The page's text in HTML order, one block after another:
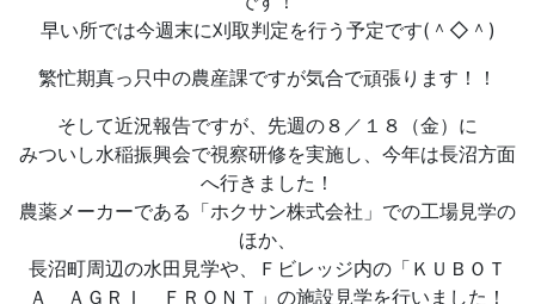
早い所では今週末に刈取判定を行う予定です(＾◇＾)
繁忙期真っ只中の農産課ですが気合で頑張ります！！
そして近況報告ですが、先週の８／１８（金）に
みついし水稲振興会で視察研修を実施し、今年は長沼方面
へ行きました！
農薬メーカーである「ホクサン株式会社」での工場見学の
ほか、
長沼町周辺の水田見学や、Ｆビレッジ内の「ＫＵＢＯＴ
Ａ ＡＧＲＩ ＦＲＯＮＴ」の施設見学を行いました！